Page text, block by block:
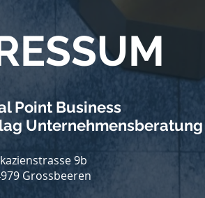
Point Business
Unternehmensberatung
9b
Grossbeeren